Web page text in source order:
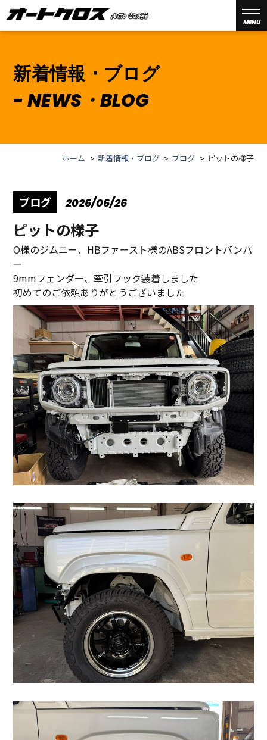
MENU
新着情報・ブログ
NEWS・BLOG
ホーム 新着情報・ブログ ブログ ピットの様子
ブログ 2026/06/26
ピットの様子
O様のジムニー、HBファースト様のABSフロントバンパ
ー
9mmフェンダー、牽引フック装着しました
初めてのご依頼ありがとうございました